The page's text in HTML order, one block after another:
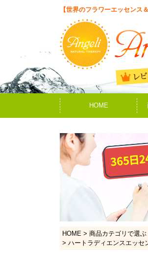
【世界のフラワーエッセン
HOME
HOME 商品カテゴリで選ぶ
ハートラディエンスエッ